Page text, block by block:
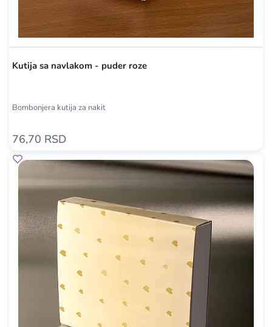
Kutija sa navlakom - puder roze
Bombonjera kutija za nakit
76,70 RSD